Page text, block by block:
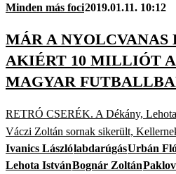
Minden más foci2019.01.11. 10:12
MÁR A NYOLCVANAS
AKIÉRT 10 MILLIÓT
MAGYAR
RETRÓ CSERÉK. A Dékány,
Váczi Zoltán sornak sikerült,
Ivanics LászlólabdarúgásUrbán
Lehota IstvánBognár Zoltán